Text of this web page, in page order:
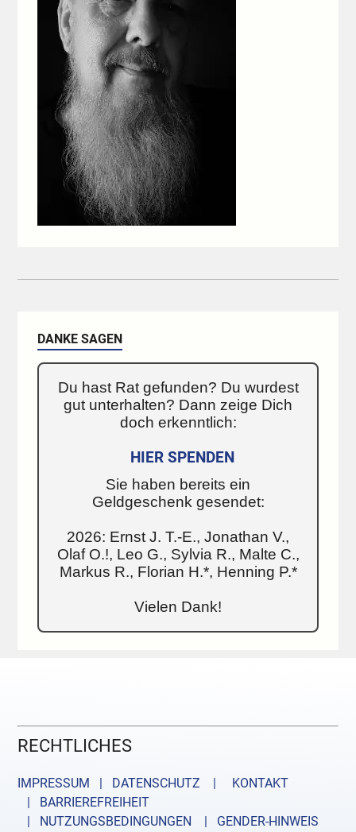
DANKE SAGEN
Du hast Rat gefunden? Du wurdest
gut unterhalten? Dann zeige Dich
doch erkenntlich:
HIER SPENDEN
Sie haben bereits ein
Geldgeschenk gesendet:
2026: Ernst J. T.-E., Jonathan V.,
Olaf O.!, Leo G., Sylvia R., Malte C.,
Markus R., Florian H.*, Henning P.*
Vielen Dank!
RECHTLICHES
IMPRESSUM | DATENSCHUTZ |
KONTAKT
| BARRIEREFREIHEIT
| NUTZUNGSBEDINGUNGEN
| GENDER-HINWEIS